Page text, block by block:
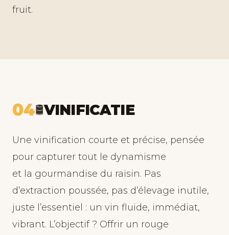
fruit.
04🛢️VINIFICATIE
Une vinification courte et précise, pensée
pour capturer tout le dynamisme
et la gourmandise du raisin. Pas
d’extraction poussée, pas d’élevage inutile,
juste l’essentiel : un vin fluide, immédiat,
vibrant. L’objectif ? Offrir un rouge